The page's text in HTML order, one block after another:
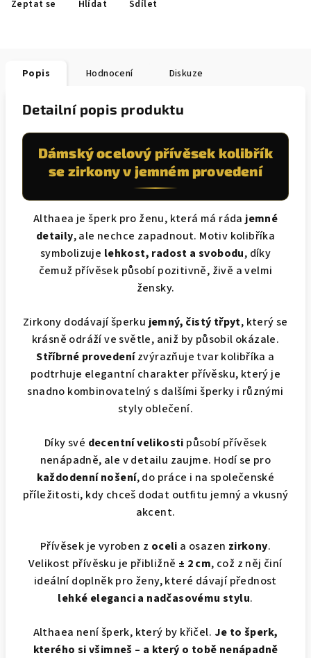
Zeptat se Hlídat Sdílet
Popis Hodnocení Diskuze
Detailní popis produktu
Dámský ocelový přívěsek kolibřík
se zirkony v jemném provedení
Althaea je šperk pro ženu, která má ráda jemné
detaily, ale nechce zapadnout. Motiv kolibříka
symbolizuje lehkost, radost a svobodu, díky
čemuž přívěsek působí pozitivně, živě a velmi
žensky.
Zirkony dodávají šperku jemný, čistý třpyt, který se
krásně odráží ve světle, aniž by působil okázale.
Stříbrné provedenízvýrazňuje tvar kolibříka a
podtrhuje elegantní charakter přívěsku, který je
snadno kombinovatelný s dalšími šperky i různými
styly oblečení.
Díky své decentní velikosti působí přívěsek
nenápadně, ale v detailu zaujme. Hodí se pro
každodenní nošení, do práce i na společenské
příležitosti, kdy chceš dodat outfitu jemný a vkusný
akcent.
Přívěsek je vyroben z oceli a osazen zirkony.
Velikost přívěsku je přibližně ± 2 cm, což z něj činí
ideální doplněk pro ženy, které dávají přednost
lehké eleganci a nadčasovému stylu.
Althaea není šperk, který by křičel. Je to šperk,
kterého si všimneš – a který o tobě nenápadně